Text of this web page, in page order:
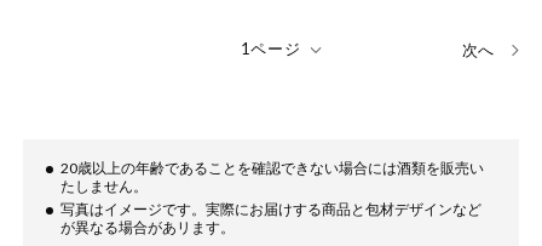
次へ
20歳以上の年齢であることを確認できない場合には酒類を販売い
たしません。
写真はイメージです。実際にお届けする商品と包材デザインなど
が異なる場合があリます。